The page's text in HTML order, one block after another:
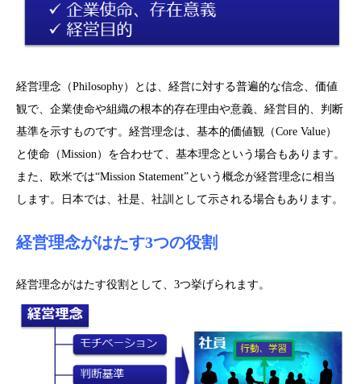
経営理念（Philosophy）とは、経営に対する普遍的な信念、価値
観で、企業使命や組織の根本的存在理由や意義、経営目的、判断
基準を示すものです。経営理念は、基本的価値観（Core Value）
と使命（Mission）を合わせて、基本理念という場合もあります。
また、欧米では“Mission Statement”という概念が経営理念に相当
します。日本では、社是、社訓として示される場合もあります。
経営理念がはたす3つの役割
経営理念がはたす役割として、3つ挙げられます。